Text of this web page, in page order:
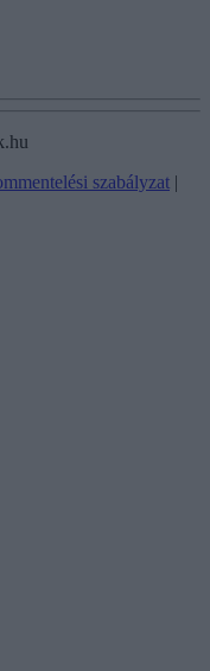
szabályzat |